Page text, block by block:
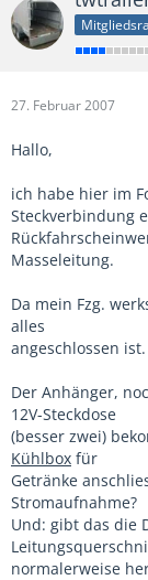
27. Februar 2007
Hallo,
ich habe hier im
Steckverbindung
Masseleitung.
Da mein Fzg.
alles
angeschlossen ist.
Der Anhänger,
12V-Steckdose
(besser zwei)
Kühlbox für
Getränke
Stromaufnahme?
Und: gibt das die
normalerweise